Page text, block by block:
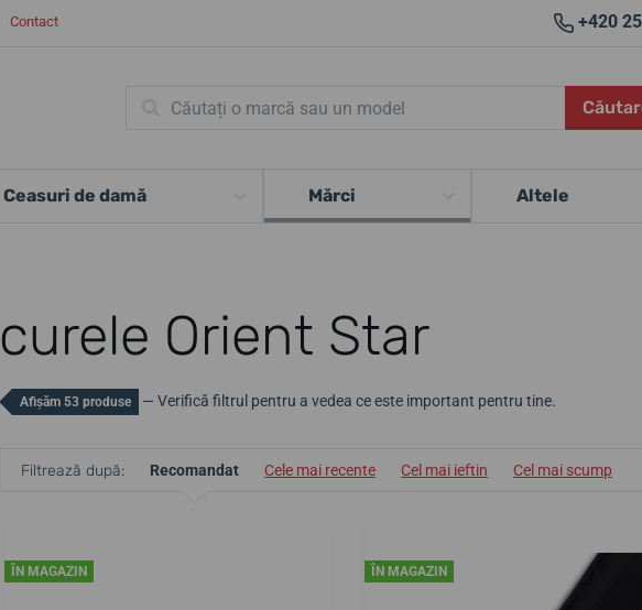
Contact +420
Ceasuri de damă Mărci Altele
curele Orient Star
Afișăm 53 produse — Verifică filtrul pentru a vedea ce este important pentru tine.
Filtrează după: Recomandat Cele mai recente Cel mai ieftin Cel mai scump
ÎN MAGAZIN ÎN MAGAZIN